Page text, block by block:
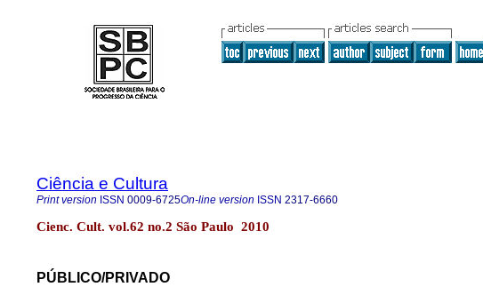
Ciência e Cultura
Print version ISSN 0009-6725On-line version ISSN 2317-6660
Cienc. Cult. vol.62 no.2 São Paulo 2010
PÚBLICO/PRIVADO